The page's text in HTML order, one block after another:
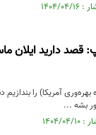
قصد دارید ایلان
آمریکا) را بندازیم
بشه ...